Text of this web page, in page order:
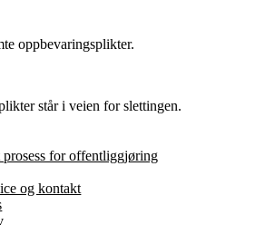
oppbevaringsplikter.
står i veien for slettingen.
for offentliggjøring
og kontakt